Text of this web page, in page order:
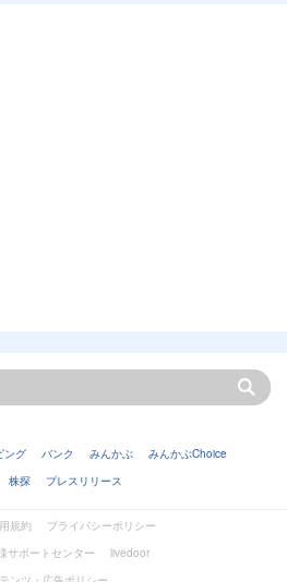
ング バンク みんかぶ
みんかぶChoice
株探 プレスリリース
規約
プライバシーポリシー
サポートセンター
livedoor